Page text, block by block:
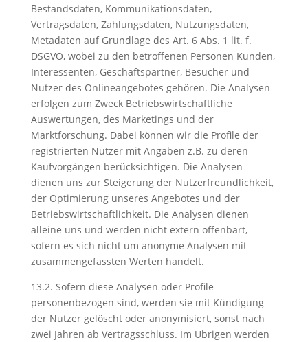
Bestandsdaten, Kommunikationsdaten,
Vertragsdaten, Zahlungsdaten, Nutzungsdaten,
Metadaten auf Grundlage des Art. 6 Abs. 1 lit. f.
DSGVO, wobei zu den betroffenen Personen Kunden,
Interessenten, Geschäftspartner, Besucher und
Nutzer des Onlineangebotes gehören. Die Analysen
erfolgen zum Zweck Betriebswirtschaftliche
Auswertungen, des Marketings und der
Marktforschung. Dabei können wir die Profile der
registrierten Nutzer mit Angaben z.B. zu deren
Kaufvorgängen berücksichtigen. Die Analysen
dienen uns zur Steigerung der Nutzerfreundlichkeit,
der Optimierung unseres Angebotes und der
Betriebswirtschaftlichkeit. Die Analysen dienen
alleine uns und werden nicht extern offenbart,
sofern es sich nicht um anonyme Analysen mit
zusammengefassten Werten handelt.
13.2. Sofern diese Analysen oder Profile
personenbezogen sind, werden sie mit Kündigung
der Nutzer gelöscht oder anonymisiert, sonst nach
zwei Jahren ab Vertragsschluss. Im Übrigen werden